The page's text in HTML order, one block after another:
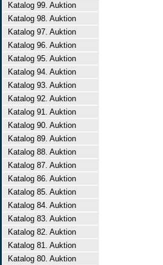
Katalog 99. Auktion
Katalog 98. Auktion
Katalog 97. Auktion
Katalog 96. Auktion
Katalog 95. Auktion
Katalog 94. Auktion
Katalog 93. Auktion
Katalog 92. Auktion
Katalog 91. Auktion
Katalog 90. Auktion
Katalog 89. Auktion
Katalog 88. Auktion
Katalog 87. Auktion
Katalog 86. Auktion
Katalog 85. Auktion
Katalog 84. Auktion
Katalog 83. Auktion
Katalog 82. Auktion
Katalog 81. Auktion
Katalog 80. Auktion